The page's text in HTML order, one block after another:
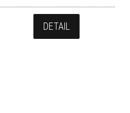
DETAIL